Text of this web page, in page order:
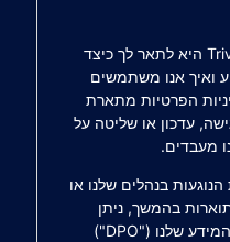
מטרת מדיניות הפרטיות של Trivo היא לתאר לך כיצד
ואיך אנו משתמשים
הפרטיות מתארת
עדכון או שליטה על
מעבדים.
בנהלים שלנו או
בהמשך, ניתן
ליצור קשר עם ממונה אבטחת המידע שלנו ("DPO")